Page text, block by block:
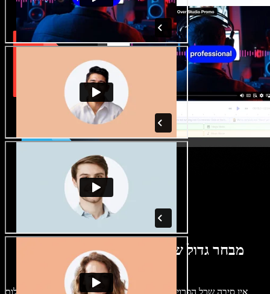
מבחר גדול של קולות נשים וגברים במגוון
מבטאים
אין סיבה שכל הפרויקטים יישמעו אותו דבר. בחרו מתוך מאות קולות